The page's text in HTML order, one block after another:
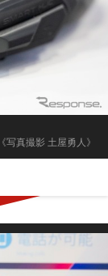
《写真撮影 土屋勇人》